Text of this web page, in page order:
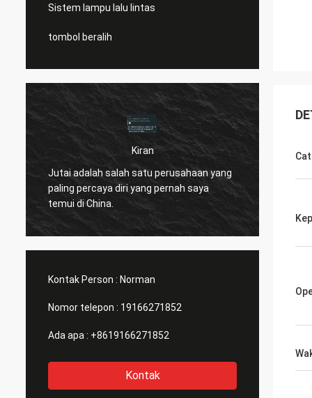
Sistem lampu lalu lintas
tombol beralih
Kiran
Jutai adalah salah satu perusahaan yang
paling percaya diri yang pernah saya
temui di China.
Hei
Kontak Person : Norman
Nomor telepon : 19166271852
Ada apa : +8619166271852
Kontak